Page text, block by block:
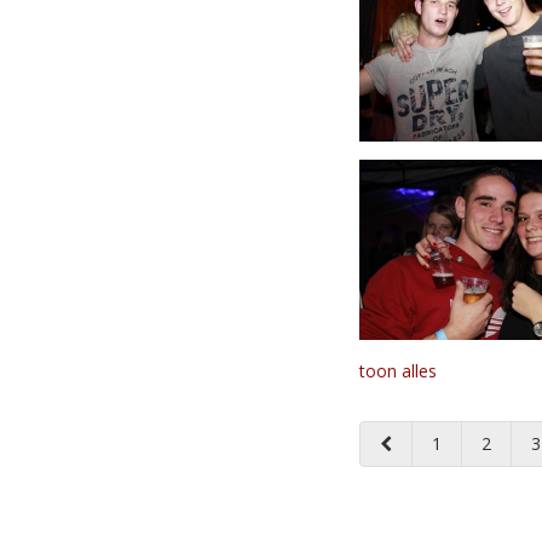
toon alles
1 2 3